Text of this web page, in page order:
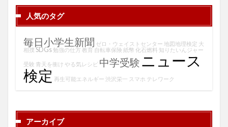
人気のタグ
毎日小学生新聞 ゼロ・ウェイストセンター 地図地理検定 大
相撲 SDGs 勉強の仕方 教育 自転車保険 紙幣 化石燃料 知りたいんジャー
受験 青天を衝け やる気レシピ 中学受験 ニュース
検定 再生可能エネルギー 渋沢栄一 スマホ テレワーク
アーカイブ